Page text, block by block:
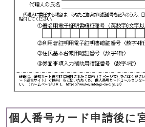
個人番号カード申請後に